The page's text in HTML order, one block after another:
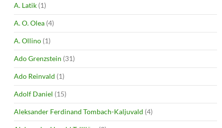
A. Latik (1)
A. O. Olea (4)
A. Ollino (1)
Ado Grenzstein (31)
Ado Reinvald (1)
Adolf Daniel (15)
Aleksander Ferdinand Tombach-Kaljuvald (4)